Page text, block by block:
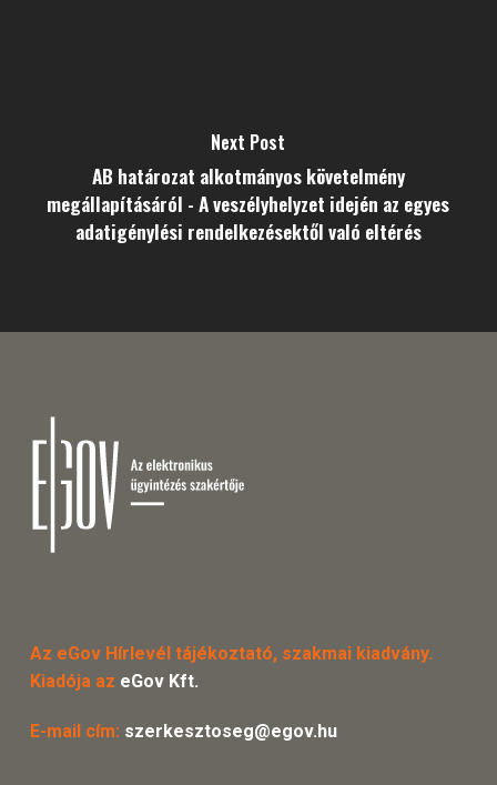
Next Post
AB határozat alkotmányos követelmény
megállapításáról - A veszélyhelyzet idején az egyes
adatigénylési rendelkezésektől való eltérés
Az eGov Hírlevél tájékoztató, szakmai kiadvány.
Kiadója az eGov Kft.
E-mail cím: szerkesztoseg@egov.hu